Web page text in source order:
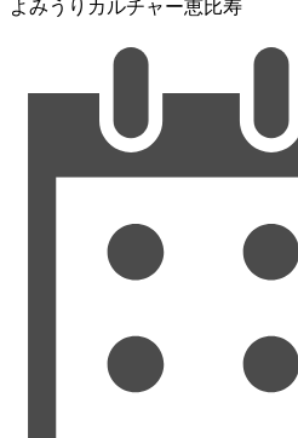
よみうりカルチャー恵比寿